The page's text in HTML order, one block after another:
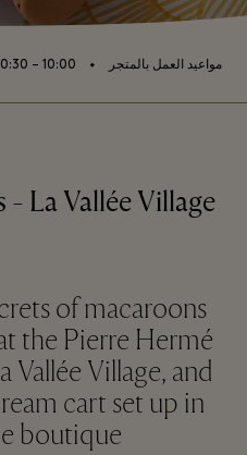
مواعيد العمل بالمتجر ⬩
10:00 – 20:30
- La Vallée Village
of macaroons
the Pierre Hermé
Vallée Village, and
cart set up in
boutique.